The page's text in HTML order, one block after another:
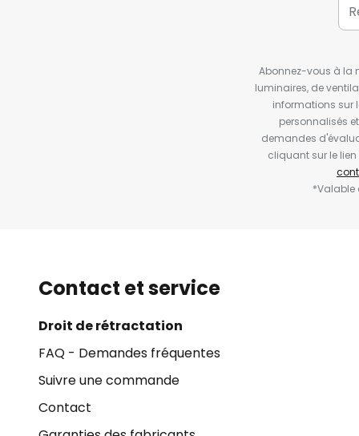
Abonnez-vous à la
luminaires, de
informations sur
personnalisés
demandes
cliquant sur le
*Valable
Contact et service
Droit de rétractation
FAQ - Demandes fréquentes
Suivre une commande
Contact